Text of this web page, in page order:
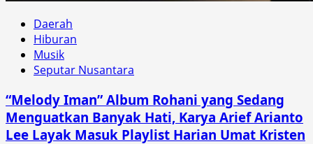
Daerah
Hiburan
Musik
Seputar Nusantara
“Melody Iman” Album Rohani yang Sedang
Menguatkan Banyak Hati, Karya Arief Arianto
Lee Layak Masuk Playlist Harian Umat Kristen